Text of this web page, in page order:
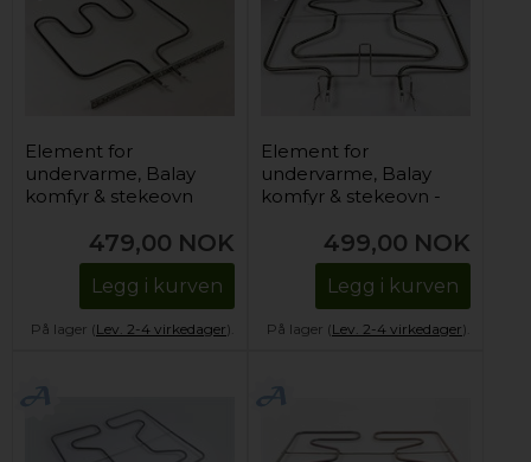
Element for
undervarme, Balay
komfyr & stekeovn
479,00 NOK
Legg i kurven
På lager (Lev. 2-4 virkedager).
Element for
undervarme, Balay
komfyr & stekeovn -
499,00 NOK
Legg i kurven
På lager (Lev. 2-4 virkedager).